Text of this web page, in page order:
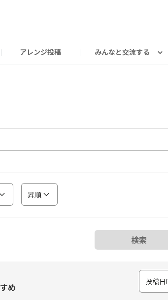
アレンジ投稿 みんなと交流する
昇順
検索
め
投稿日